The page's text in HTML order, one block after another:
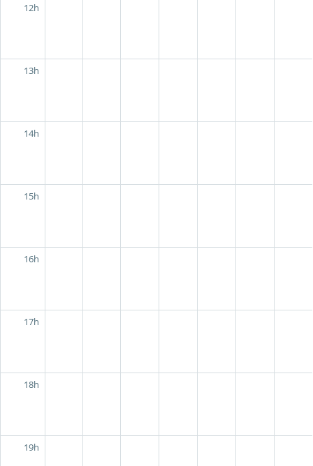
12h
13h
14h
15h
16h
17h
18h
19h